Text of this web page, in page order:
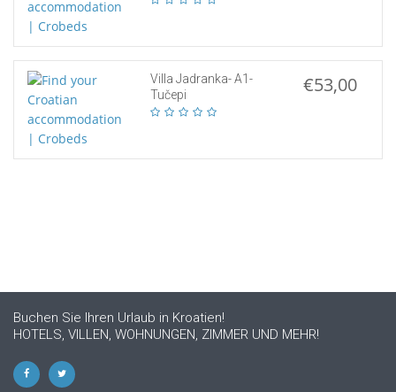
Villa Jadranka- A1-
Tučepi
€53,00
Buchen Sie Ihren Urlaub in Kroatien!
HOTELS, VILLEN, WOHNUNGEN, ZIMMER UND MEHR!